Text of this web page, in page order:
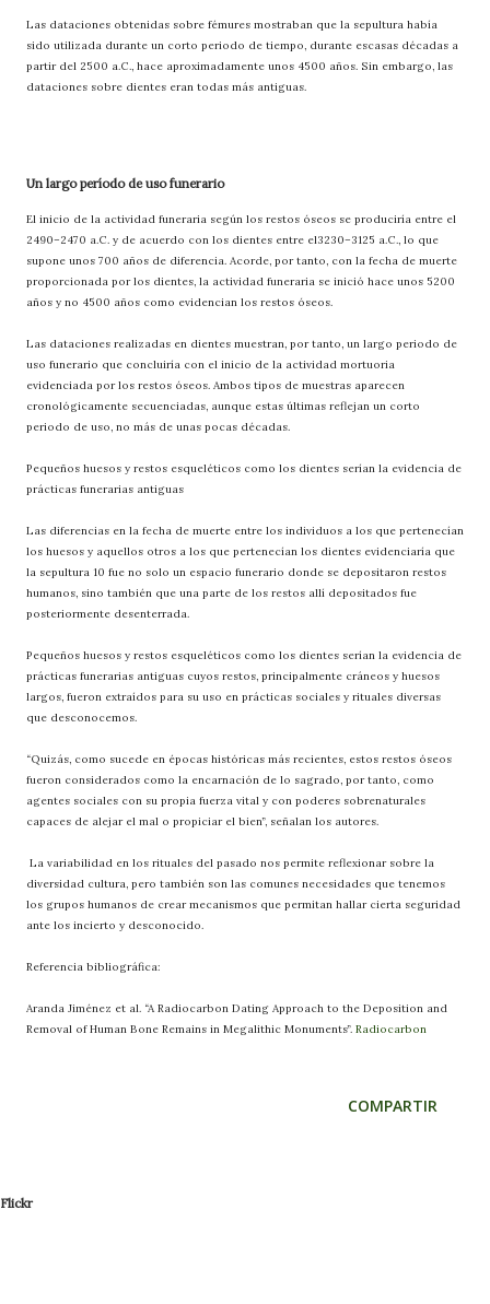
Las dataciones obtenidas sobre fémures mostraban que la sepultura había
sido utilizada durante un corto periodo de tiempo, durante escasas décadas a
partir del 2500 a.C., hace aproximadamente unos 4500 años. Sin embargo, las
dataciones sobre dientes eran todas más antiguas.
Un largo período de uso funerario
El inicio de la actividad funeraria según los restos óseos se produciría entre el
2490–2470 a.C. y de acuerdo con los dientes entre el3230–3125 a.C., lo que
supone unos 700 años de diferencia. Acorde, por tanto, con la fecha de muerte
proporcionada por los dientes, la actividad funeraria se inició hace unos 5200
años y no 4500 años como evidencian los restos óseos.
Las dataciones realizadas en dientes muestran, por tanto, un largo periodo de
uso funerario que concluiría con el inicio de la actividad mortuoria
evidenciada por los restos óseos. Ambos tipos de muestras aparecen
cronológicamente secuenciadas, aunque estas últimas reflejan un corto
periodo de uso, no más de unas pocas décadas.
Pequeños huesos y restos esqueléticos como los dientes serían la evidencia de
prácticas funerarias antiguas
Las diferencias en la fecha de muerte entre los individuos a los que pertenecían
los huesos y aquellos otros a los que pertenecían los dientes evidenciaría que
la sepultura 10 fue no solo un espacio funerario donde se depositaron restos
humanos, sino también que una parte de los restos allí depositados fue
posteriormente desenterrada.
Pequeños huesos y restos esqueléticos como los dientes serían la evidencia de
prácticas funerarias antiguas cuyos restos, principalmente cráneos y huesos
largos, fueron extraídos para su uso en prácticas sociales y rituales diversas
que desconocemos.
“Quizás, como sucede en épocas históricas más recientes, estos restos óseos
fueron considerados como la encarnación de lo sagrado, por tanto, como
agentes sociales con su propia fuerza vital y con poderes sobrenaturales
capaces de alejar el mal o propiciar el bien”, señalan los autores.
La variabilidad en los rituales del pasado nos permite reflexionar sobre la
diversidad cultura, pero también son las comunes necesidades que tenemos
los grupos humanos de crear mecanismos que permitan hallar cierta seguridad
ante los incierto y desconocido.
Referencia bibliográfica:
Aranda Jiménez et al. “A Radiocarbon Dating Approach to the Deposition and
Removal of Human Bone Remains in Megalithic Monuments”. Radiocarbon
COMPARTIR
Flickr